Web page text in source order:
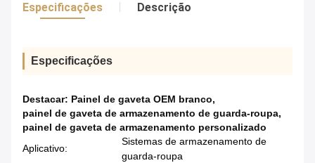
Especificações Descrição
Especificações
Destacar: Painel de gaveta OEM branco,
painel de gaveta de armazenamento de guarda-roupa,
painel de gaveta de armazenamento personalizado
Aplicativo:
Sistemas de armazenamento de
guarda-roupa